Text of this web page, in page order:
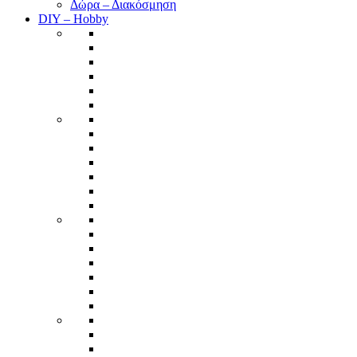
Δώρα – Διακόσμηση
DIY – Hobby